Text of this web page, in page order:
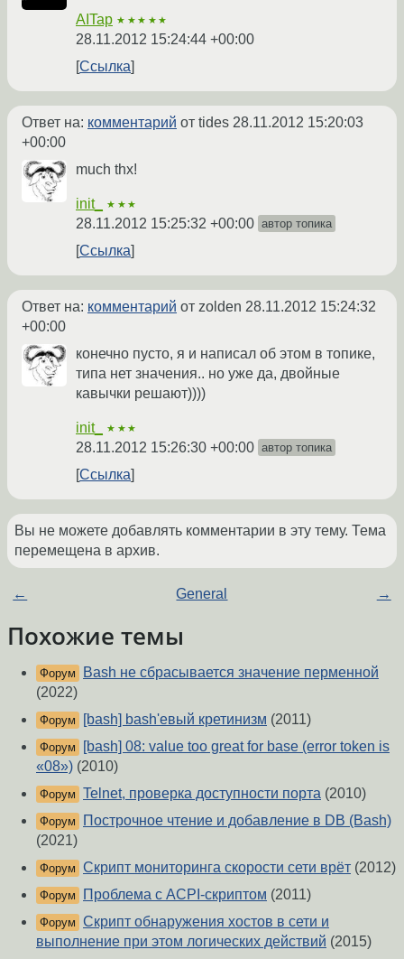
AITap ★★★★★
28.11.2012 15:24:44 +00:00
Ссылка
Ответ на: комментарий от tides 28.11.2012 15:20:03
+00:00
much thx!
init_ ★★★
28.11.2012 15:25:32 +00:00 автор топика
Ссылка
Ответ на: комментарий от zolden 28.11.2012 15:24:32
+00:00
конечно пусто, я и написал об этом в топике,
типа нет значения.. но уже да, двойные
кавычки решают))))
init_ ★★★
28.11.2012 15:26:30 +00:00 автор топика
Ссылка
Вы не можете добавлять комментарии в эту тему. Тема
перемещена в архив.
← General →
Похожие темы
Форум
Bash не сбрасывается значение перменной
(2022)
Форум [bash] bash'евый кретинизм (2011)
Форум
[bash] 08: value too great for base (error token is
«08») (2010)
Форум Telnet, проверка доступности порта (2010)
Форум
Построчное чтение и добавление в DB (Bash)
(2021)
Форум Скрипт мониторинга скорости сети врёт (2012)
Форум Проблема с ACPI-скриптом (2011)
Форум Скрипт обнаружения хостов в сети и
выполнение при этом логических действий (2015)